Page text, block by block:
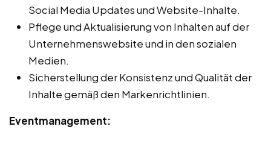
Social Media Updates und Website-Inhalte.
Pflege und Aktualisierung von Inhalten auf der
Unternehmenswebsite und in den sozialen
Medien.
Sicherstellung der Konsistenz und Qualität der
Inhalte gemäß den Markenrichtlinien.
Eventmanagement: